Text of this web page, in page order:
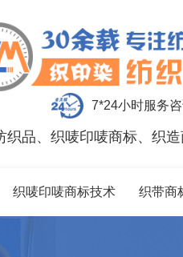
7*24小时服务咨
织品、织唛印唛商标、织
织唛印唛商标技术 织带商